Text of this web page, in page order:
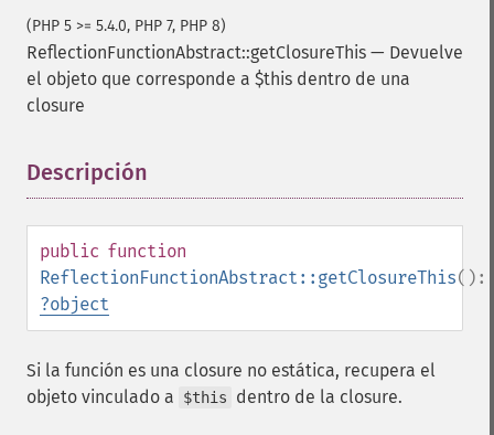
(PHP 5 >= 5.4.0, PHP 7, PHP 8)
ReflectionFunctionAbstract::getClosureThis — Devuelve
el objeto que corresponde a $this dentro de una
closure
Descripción
public function
ReflectionFunctionAbstract::getClosureThis():
?object
Si la función es una closure no estática, recupera el
objeto vinculado a
$this dentro de la closure.